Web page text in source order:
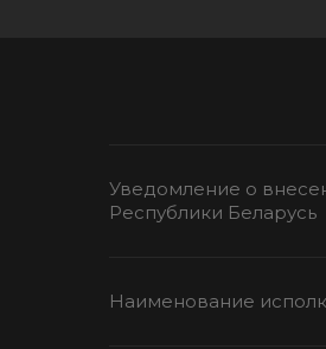
Уведомление о
Республики Беларусь
Наименование